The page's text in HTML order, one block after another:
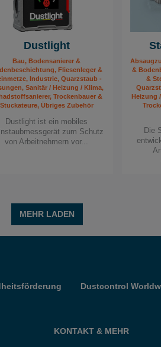
Dustlight
Bau, Bodensanierer &
Fliesenleger &
Industrie, Quarzstaub -
Sanitär / Heizung / Klima,
Trockenbauer &
Stuckateure, Übriges Zubehör
Dustlight ist ein mobiles
zum Schutz
von Arbeitnehmern vor...
&
&
Heizung
Die
MEHR LADEN
Dustcontrol
KONTAKT & MEHR